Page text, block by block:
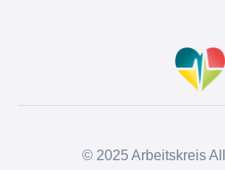
© 2025 Arbeitskreis